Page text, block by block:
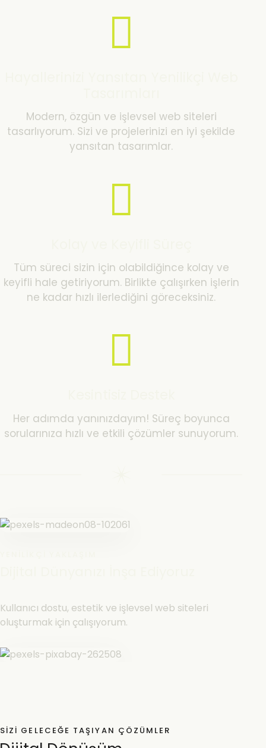
Modern, özgün ve işlevsel web siteleri
tasarlıyorum. Sizi ve projelerinizi en iyi şekilde
yansıtan tasarımlar.
Tüm süreci sizin için olabildiğince kolay ve
keyifli hale getiriyorum. Birlikte çalışırken işlerin
ne kadar hızlı ilerlediğini göreceksiniz.
Her adımda yanınızdayım! Süreç boyunca
sorularınıza hızlı ve etkili çözümler sunuyorum.
Kullanıcı dostu, estetik ve işlevsel web siteleri
oluşturmak için çalışıyorum.
SIZI GELECEĞE TAŞIYAN ÇÖZÜMLER